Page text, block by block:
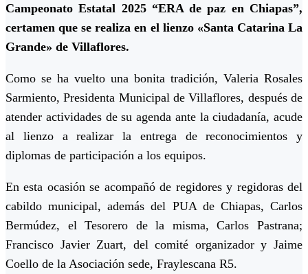
Campeonato Estatal 2025 “ERA de paz en Chiapas”,
certamen que se realiza en el lienzo «Santa Catarina La
Grande» de Villaflores.
Como se ha vuelto una bonita tradición, Valeria Rosales
Sarmiento, Presidenta Municipal de Villaflores, después de
atender actividades de su agenda ante la ciudadanía, acude
al lienzo a realizar la entrega de reconocimientos y
diplomas de participación a los equipos.
En esta ocasión se acompañó de regidores y regidoras del
cabildo municipal, además del PUA de Chiapas, Carlos
Bermúdez, el Tesorero de la misma, Carlos Pastrana;
Francisco Javier Zuart, del comité organizador y Jaime
Coello de la Asociación sede, Fraylescana R5.